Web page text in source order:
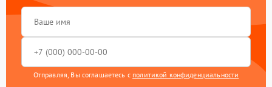
Отправляя, Вы соглашаетесь с политикой конфиденциальности